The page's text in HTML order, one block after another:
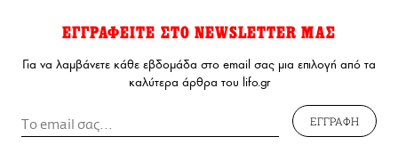
ΕΓΓΡΑΦΕΙΤΕ ΣΤΟ NEWSLETTER ΜΑΣ
Για να λαμβάνετε κάθε εβδομάδα στο email σας μια επιλογή από τα
καλύτερα άρθρα του lifo.gr
ΕΓΓΡΑΦΗ